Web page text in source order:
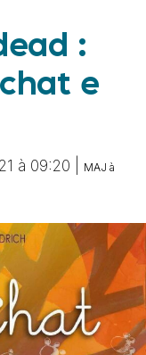
:
e
à 09:20 |
MAJ à